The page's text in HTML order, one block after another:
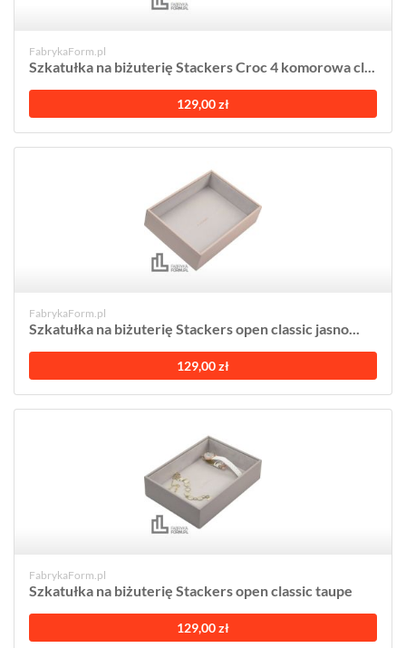
FabrykaForm.pl
Szkatułka na biżuterię Stackers Croc 4 komorowa cl...
129,00 zł
FabrykaForm.pl
Szkatułka na biżuterię Stackers open classic jasno...
129,00 zł
FabrykaForm.pl
Szkatułka na biżuterię Stackers open classic taupe
129,00 zł